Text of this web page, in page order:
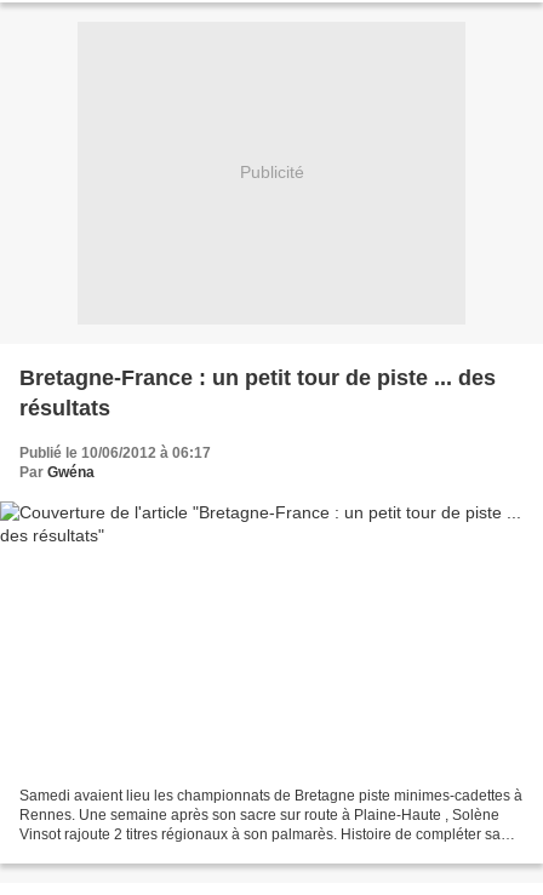
Publicité
Bretagne-France : un petit tour de piste ... des
résultats
Publié le 10/06/2012 à 06:17
Par Gwéna
Samedi avaient lieu les championnats de Bretagne piste minimes-cadettes à
Rennes. Une semaine après son sacre sur route à Plaine-Haute , Solène
Vinsot rajoute 2 titres régionaux à son palmarès. Histoire de compléter sa